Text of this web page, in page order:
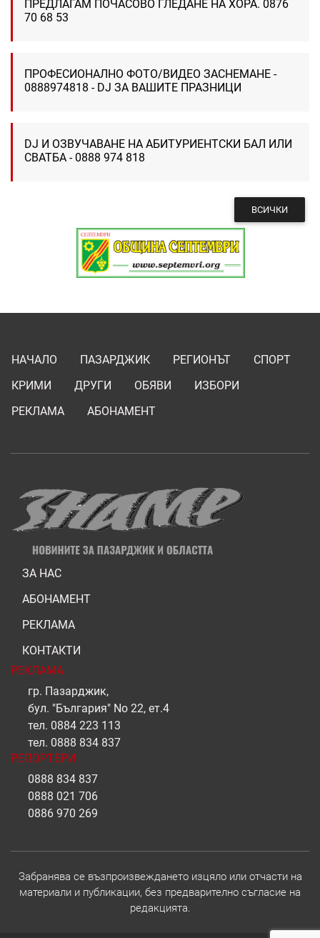
ПРЕДЛАГАМ ПОЧАСОВО ГЛЕДАНЕ НА ХОРА. 0876
70 68 53
ПРОФЕСИОНАЛНО ФОТО/ВИДЕО ЗАСНЕМАНЕ -
0888974818 - DJ ЗА ВАШИТЕ ПРАЗНИЦИ
DJ И ОЗВУЧАВАНЕ НА АБИТУРИЕНТСКИ БАЛ ИЛИ
СВАТБА - 0888 974 818
ВСИЧКИ
НАЧАЛО ПАЗАРДЖИК РЕГИОНЪТ
СПОРТ
КРИМИ
ДРУГИ ОБЯВИ
ИЗБОРИ
РЕКЛАМА
АБОНАМЕНТ
ЗА НАС
АБОНАМЕНТ
РЕКЛАМА
КОНТАКТИ
РЕКЛАМА
гр. Пазарджик,
бул. "България" No 22, ет.4
тел. 0884 223 113
тел. 0888 834 837
РЕПОРТЕРИ
0888 834 837
0888 021 706
0886 970 269
Забранява се възпроизвеждането изцяло или отчасти на
материали и публикации, без предварително съгласие на
редакцията.